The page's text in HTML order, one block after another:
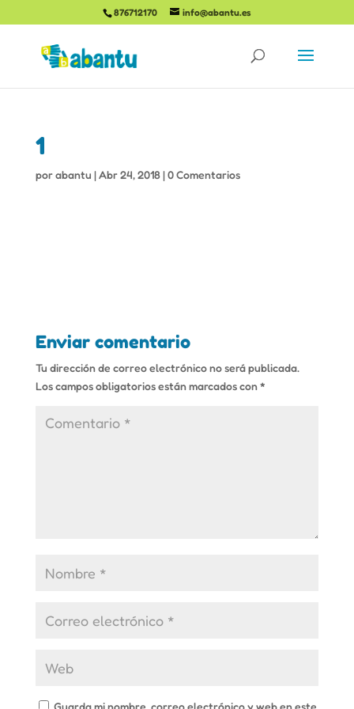
876712170 info@abantu.es
1
porabantu |Abr 24, 2018|0 Comentarios
Enviar comentario
Tu dirección de correo electrónico no será publicada.
Los campos obligatorios están marcados con*
Guarda mi nombre, correo electrónico y web en este